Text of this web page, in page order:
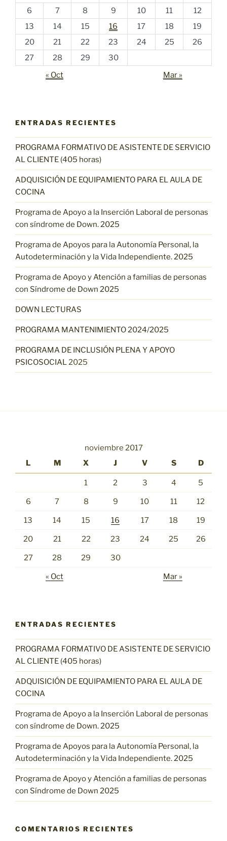
6
7 8 9 10 11
12
13
14 15 16 17 18
19
20
21 22 23 24 25
26
27
28 29
30
« Oct
Mar »
ENTRADAS RECIENTES
PROGRAMA FORMATIVO DE ASISTENTE DE SERVICIO
AL CLIENTE (405 horas)
ADQUISICIÓN DE EQUIPAMIENTO PARA EL AULA DE
COCINA
Programa de Apoyo a la Inserción Laboral de personas
con síndrome de Down. 2025
Programa de Apoyos para la Autonomía Personal, la
Autodeterminación y la Vida Independiente. 2025
Programa de Apoyo y Atención a familias de personas
con Síndrome de Down 2025
DOWN LECTURAS
PROGRAMA MANTENIMIENTO 2024/2025
PROGRAMA DE INCLUSIÓN PLENA Y APOYO
PSICOSOCIAL2025
noviembre 2017
L
M X J V S D
1 2 3 4 5
6 7 8 9 10 11 12
13 14 15 16 17 18 19
20 21 22 23 24 25 26
27 28 29 30
« Oct Mar »
ENTRADAS RECIENTES
PROGRAMA FORMATIVO DE ASISTENTE DE SERVICIO
AL CLIENTE (405 horas)
ADQUISICIÓN DE EQUIPAMIENTO PARA EL AULA DE
COCINA
Programa de Apoyo a la Inserción Laboral de personas
con síndrome de Down. 2025
Programa de Apoyos para la Autonomía Personal, la
Autodeterminación y la Vida Independiente. 2025
Programa de Apoyo y Atención a familias de personas
con Síndrome de Down 2025
COMENTARIOS RECIENTES